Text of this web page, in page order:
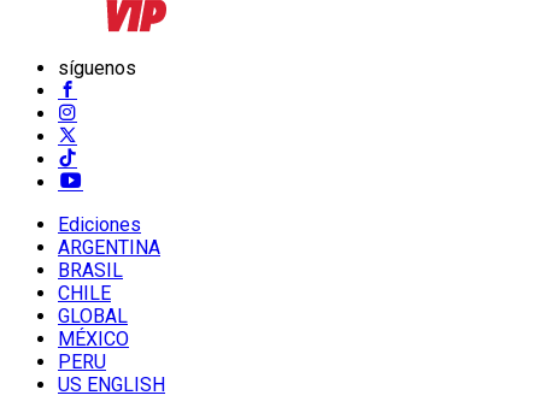
síguenos
Ediciones
ARGENTINA
BRASIL
CHILE
GLOBAL
MÉXICO
PERU
US ENGLISH